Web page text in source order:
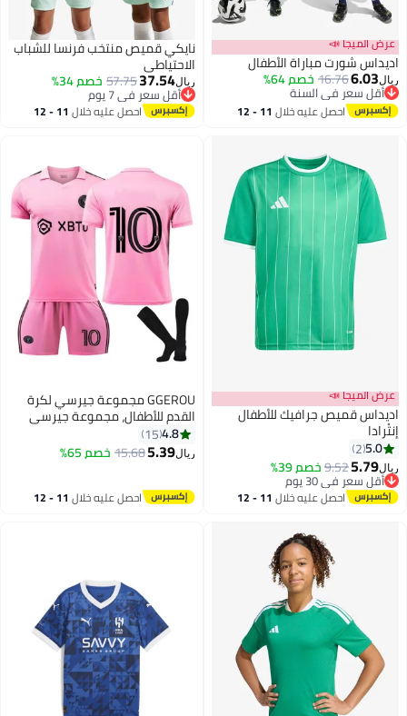
5
عرض الميجا 📣
اديداس شورت مباراة الأطفال
ريال6.03
16.76خصم 64%
أقل سعر في السنة
أقل سعر في السنة
احصل عليه خلال 11 - 12
نايكي قميص منتخب فرنسا للشباب
الاحتياطي
ريال37.54
57.75خصم 34% أقل سعر في 7 يوم
بتخلّص بسرعة
أقل سعر في 7 يوماحصل عليه خلال 11 - 12
عرض الميجا 📣
اديداس قميص جرافيك للأطفال
إنتْرادا
5.0
2
ريال5.79
9.52خصم 39%
أقل سعر في 30 يوم
أقل سعر في 30 يوماحصل عليه خلال 11 - 12
2
GGEROU مجموعة جيرسي لكرة
القدم للأطفال، مجموعة جيرسي
لكرة القدم لفريق ميامي ميسي #
10، بطل العالم لكرة القدم للأطفال
4.8
15
ريال5.39
15.68خصم 65%
احصل عليه خلال 11 - 12